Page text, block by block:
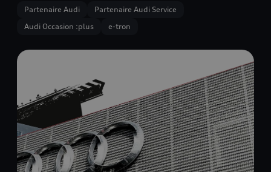
Partenaire Audi
Partenaire Audi Service
Audi Occasion :plus
e-tron